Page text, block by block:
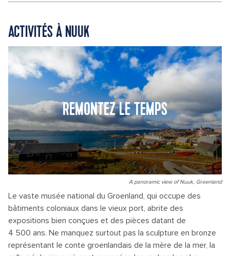
ACTIVITÉS À NUUK
REMONTEZ LE TEMPS
A panoramic view of Nuuk, Greenland
Le vaste musée national du Groenland, qui occupe des
bâtiments coloniaux dans le vieux port, abrite des
expositions bien conçues et des pièces datant de
4 500 ans. Ne manquez surtout pas la sculpture en bronze
représentant le conte groenlandais de la mère de la mer, la